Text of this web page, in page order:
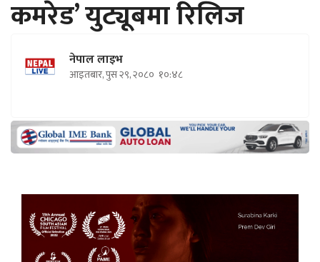
कमरेड’ युट्यूबमा रिलिज
नेपाल लाइभ
आइतबार, पुस २९, २०८० १०:४८